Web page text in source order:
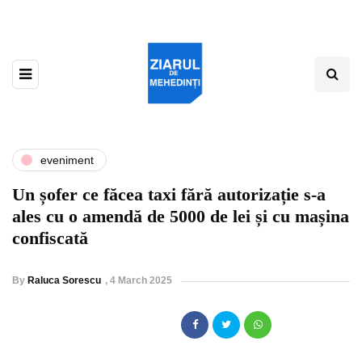
eveniment
Un șofer ce făcea taxi fără autorizație s-a
ales cu o amendă de 5000 de lei și cu mașina
confiscată
By Raluca Sorescu , 4 March 2025